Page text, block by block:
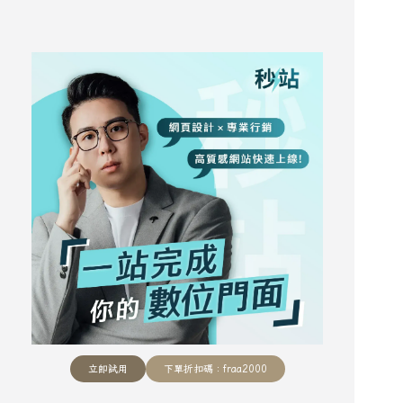
立即試用 下單折扣碼：fraa2000